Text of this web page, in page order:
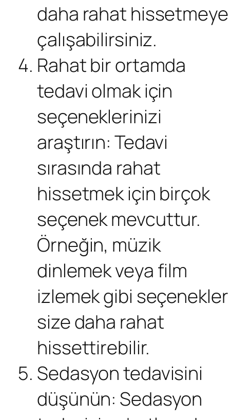
daha rahat hissetmeye
çalışabilirsiniz.
Rahat bir ortamda
tedavi olmak için
seçeneklerinizi
araştırın: Tedavi
sırasında rahat
hissetmek için birçok
seçenek mevcuttur.
Örneğin, müzik
dinlemek veya film
izlemek gibi seçenekler
size daha rahat
hissettirebilir.
Sedasyon tedavisini
düşünün: Sedasyon